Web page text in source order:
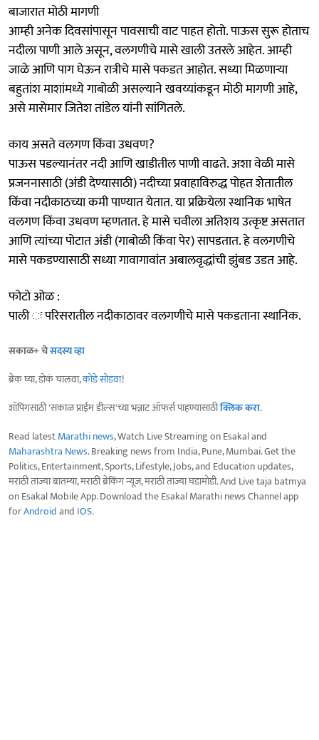
बाजारात मोठी मागणी
आम्ही अनेक दिवसांपासून पावसाची वाट पाहत होतो. पाऊस सुरू होताच
नदीला पाणी आले असून, वलगणीचे मासे खाली उतरले आहेत. आम्ही
जाळे आणि पाग घेऊन रात्रीचे मासे पकडत आहोत. सध्या मिळणाऱ्या
बहुतांश माशांमध्ये गाबोळी असल्याने खवय्यांकडून मोठी मागणी आहे,
असे मासेमार जितेश तांडेल यांनी सांगितले.
काय असते वलगण किंवा उधवण?
पाऊस पडल्यानंतर नदी आणि खाडीतील पाणी वाढते. अशा वेळी मासे
प्रजननासाठी (अंडी देण्यासाठी) नदीच्या प्रवाहाविरुद्ध पोहत शेतातील
किंवा नदीकाठच्या कमी पाण्यात येतात. या प्रक्रियेला स्थानिक भाषेत
वलगण किंवा उधवण म्हणतात. हे मासे चवीला अतिशय उत्कृष्ट असतात
आणि त्यांच्या पोटात अंडी (गाबोळी किंवा पेर) सापडतात. हे वलगणीचे
मासे पकडण्यासाठी सध्या गावागावांत अबालवृद्धांची झुंबड उडत आहे.
फोटो ओळ :
पाली ः परिसरातील नदीकाठावर वलगणीचे मासे पकडताना स्थानिक.
सकाळ+ चेसदस्य व्हा
ब्रेक घ्या, डोकं चालवा,कोडे सोडवा!
शॉपिंगसाठी 'सकाळ प्राईम डील्स'च्या भन्नाट ऑफर्स पाहण्यासाठीक्लिक करा.
Read latestMarathi news, Watch Live Streaming on Esakal and
Maharashtra News. Breaking news from India, Pune, Mumbai. Get the
Politics, Entertainment, Sports, Lifestyle, Jobs, and Education updates,
मराठी ताज्या बातम्या, मराठी ब्रेकिंग न्यूज, मराठी ताज्या घडामोडी. And Live taja batmya
on Esakal Mobile App. Download the Esakal Marathi news Channel app
forAndroidand IOS.